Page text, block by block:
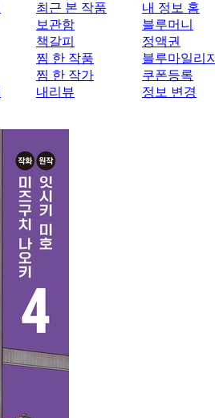
최근 본 작품
보관함
책갈피
찜 한 작품
찜 한 작가
내리뷰
내 정보 홈
블루머니
정액권
블루마일리지
쿠폰등록
정보 변경